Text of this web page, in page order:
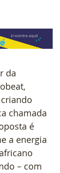
da
chamada
é
a energia
– com